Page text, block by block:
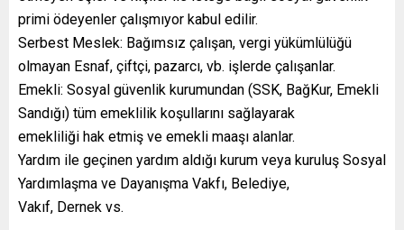
primi ödeyenler çalışmıyor kabul edilir.
Serbest Meslek: Bağımsız çalışan, vergi yükümlülüğü
olmayan Esnaf, çiftçi, pazarcı, vb. işlerde çalışanlar.
Emekli: Sosyal güvenlik kurumundan (SSK, BağKur, Emekli
Sandığı) tüm emeklilik koşullarını sağlayarak
emekliliği hak etmiş ve emekli maaşı alanlar.
Yardım ile geçinen yardım aldığı kurum veya kuruluş Sosyal
Yardımlaşma ve Dayanışma Vakfı, Belediye,
Vakıf, Dernek vs.